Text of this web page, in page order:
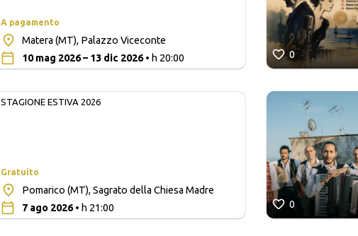
A pagamento
Matera (MT), Palazzo Viceconte
10 mag 2026 – 13 dic 2026• h 20:00
STAGIONE ESTIVA 2026
Gratuito
Pomarico (MT), Sagrato della Chiesa Madre
7 ago 2026• h 21:00
0
0